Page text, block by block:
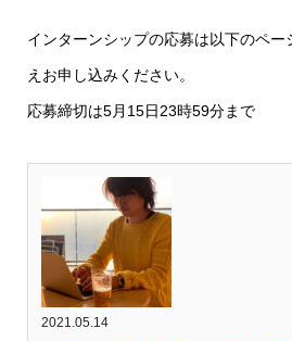
インターンシップの応募は以下のペー
えお申し込みください。
応募締切は5月15日23時59分まで
2021.05.14